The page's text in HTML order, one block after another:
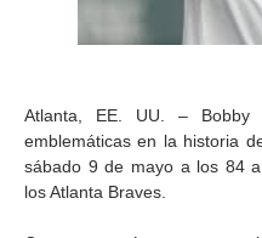
Atlanta, EE. UU. –
emblemáticas en la historia
sábado 9 de mayo a los 84
los Atlanta Braves.